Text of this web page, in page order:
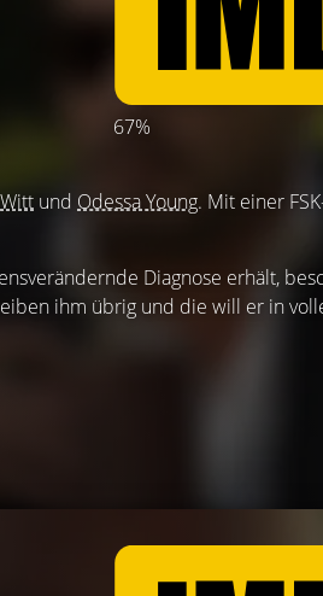
67%
und Odessa Young. Mit einer
Diagnose erhält,
ihm übrig und die will er in